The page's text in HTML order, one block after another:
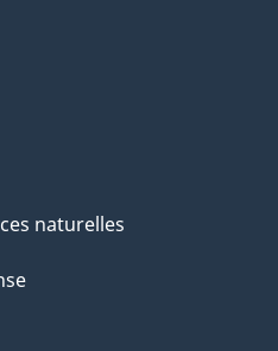
naturelles